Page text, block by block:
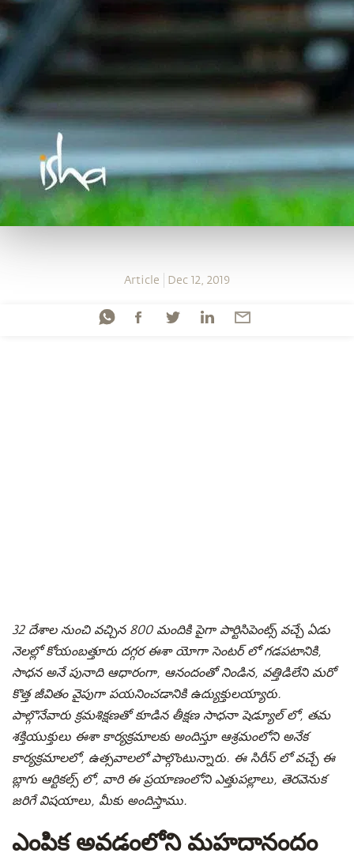
Article Dec 12, 2019
32 దేశాల నుంచి వచ్చిన 800 మందికి పైగా పార్టిసిపెంట్స్ వచ్చే ఏడు
నెలల్లో కోయంబత్తూరు దగ్గర ఈశా యోగా సెంటర్ లో గడపటానికి,
సాధన అనే పునాది ఆధారంగా, ఆనందంతో నిండిన, వత్తిడిలేని మరో
కొత్త జీవితం వైపుగా పయనించడానికి ఉద్యుక్తులయ్యారు.
పాల్గొనేవారు క్రమశిక్షణతో కూడిన తీక్షణ సాధనా షెడ్యూల్ లో, తమ
శక్తియుక్తులు ఈశా కార్యక్రమాలకు అందిస్తూ ఆశ్రమంలోని అనేక
కార్యక్రమాలలో, ఉత్సవాలలో పాల్గొంటున్నారు. ఈ సిరీస్ లో వచ్చే ఈ
బ్లాగు ఆర్టికల్స్ లో, వారి ఈ ప్రయాణంలోని ఎత్తుపల్లాలు, తెరవెనుక
జరిగే విషయాలు, మీకు అందిస్తాము.
ఎంపిక అవడంలోని మహదానందం